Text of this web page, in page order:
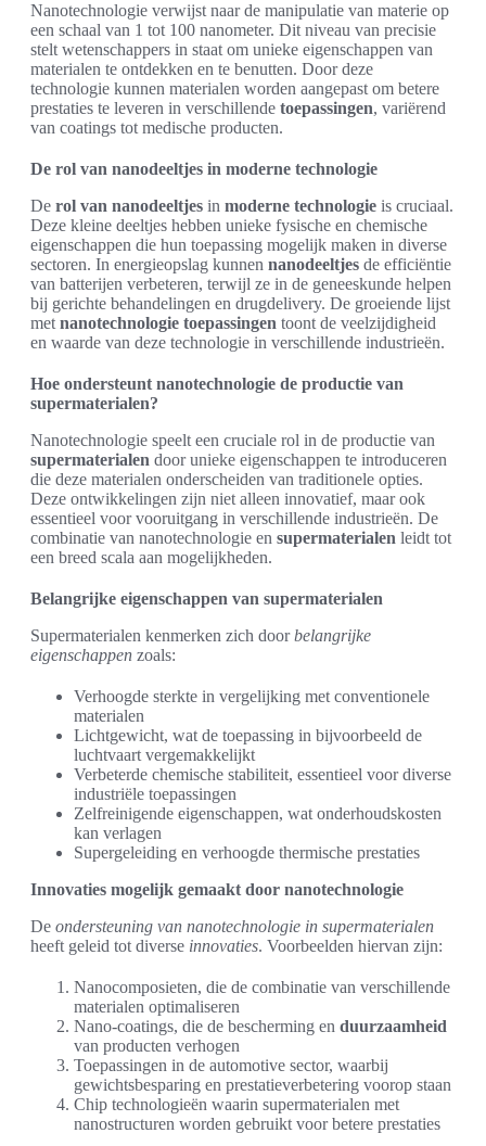
Nanotechnologie verwijst naar de manipulatie van materie op
een schaal van 1 tot 100 nanometer. Dit niveau van precisie
stelt wetenschappers in staat om unieke eigenschappen van
materialen te ontdekken en te benutten. Door deze
technologie kunnen materialen worden aangepast om betere
prestaties te leveren in verschillende toepassingen, variërend
van coatings tot medische producten.
De rol van nanodeeltjes in moderne technologie
De rol van nanodeeltjes in moderne technologie is cruciaal.
Deze kleine deeltjes hebben unieke fysische en chemische
eigenschappen die hun toepassing mogelijk maken in diverse
sectoren. In energieopslag kunnen nanodeeltjes de efficiëntie
van batterijen verbeteren, terwijl ze in de geneeskunde helpen
bij gerichte behandelingen en drugdelivery. De groeiende lijst
met nanotechnologie toepassingen toont de veelzijdigheid
en waarde van deze technologie in verschillende industrieën.
Hoe ondersteunt nanotechnologie de productie van
supermaterialen?
Nanotechnologie speelt een cruciale rol in de productie van
supermaterialen door unieke eigenschappen te introduceren
die deze materialen onderscheiden van traditionele opties.
Deze ontwikkelingen zijn niet alleen innovatief, maar ook
essentieel voor vooruitgang in verschillende industrieën. De
combinatie van nanotechnologie en supermaterialen leidt tot
een breed scala aan mogelijkheden.
Belangrijke eigenschappen van supermaterialen
Supermaterialen kenmerken zich doorbelangrijke
eigenschappen zoals:
Verhoogde sterkte in vergelijking met conventionele
materialen
Lichtgewicht, wat de toepassing in bijvoorbeeld de
luchtvaart vergemakkelijkt
Verbeterde chemische stabiliteit, essentieel voor diverse
industriële toepassingen
Zelfreinigende eigenschappen, wat onderhoudskosten
kan verlagen
Supergeleiding en verhoogde thermische prestaties
Innovaties mogelijk gemaakt door nanotechnologie
De ondersteuning van nanotechnologie in supermaterialen
heeft geleid tot diverse innovaties. Voorbeelden hiervan zijn:
Nanocomposieten, die de combinatie van verschillende
materialen optimaliseren
Nano-coatings, die de bescherming en duurzaamheid
van producten verhogen
Toepassingen in de automotive sector, waarbij
gewichtsbesparing en prestatieverbetering voorop staan
Chip technologieën waarin supermaterialen met
nanostructuren worden gebruikt voor betere prestaties